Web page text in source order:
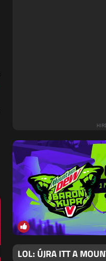
LOL: ÚJRA ITT A